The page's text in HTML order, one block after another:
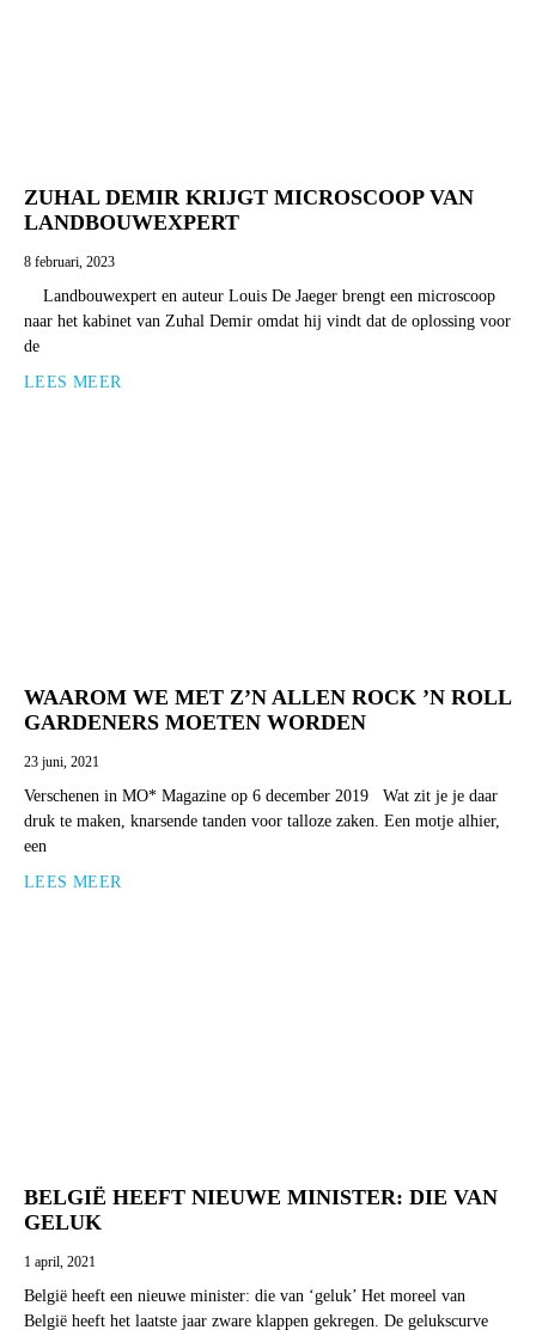
ZUHAL DEMIR KRIJGT MICROSCOOP VAN
LANDBOUWEXPERT
8 februari, 2023
Landbouwexpert en auteur Louis De Jaeger brengt een microscoop
naar het kabinet van Zuhal Demir omdat hij vindt dat de oplossing voor
de
LEES MEER
WAAROM WE MET Z’N ALLEN ROCK ’N ROLL
GARDENERS MOETEN WORDEN
23 juni, 2021
Verschenen in MO* Magazine op 6 december 2019 Wat zit je je daar
druk te maken, knarsende tanden voor talloze zaken. Een motje alhier,
een
LEES MEER
BELGIË HEEFT NIEUWE MINISTER: DIE VAN
GELUK
1 april, 2021
België heeft een nieuwe minister: die van ‘geluk’ Het moreel van
België heeft het laatste jaar zware klappen gekregen. De gelukscurve